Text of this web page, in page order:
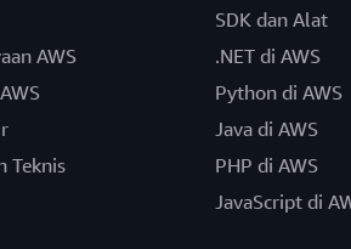
AWS
Teknis
SDK dan Alat
.NET di AWS
Python di AWS
Java di AWS
PHP di AWS
JavaScript di